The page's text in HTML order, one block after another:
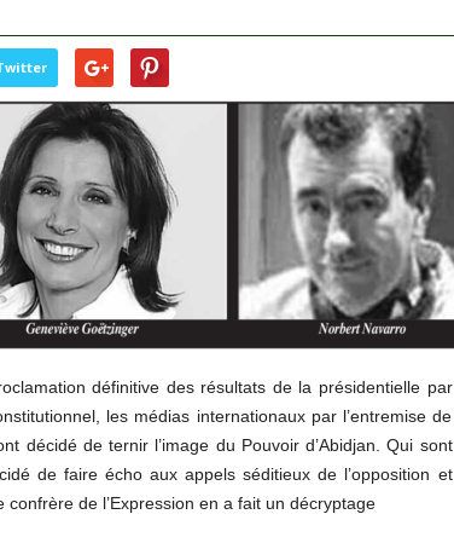
définitive des résultats de la présidentielle par
les médias internationaux par l’entremise de
décidé de ternir l’image du Pouvoir d’Abidjan. Qui sont
de faire écho aux appels séditieux de l’opposition et
de l’Expression en a fait un décryptage